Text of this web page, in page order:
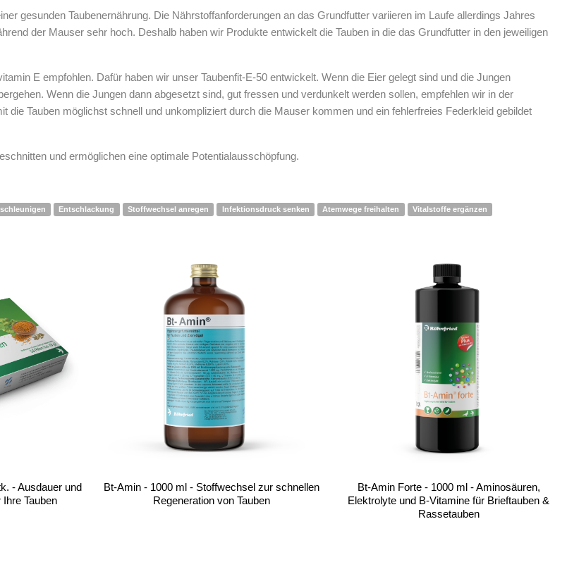
gesunden Taubenernährung. Die Nährstoffanforderungen an das Grundfutter variieren im Laufe allerdings Jahres
der Mauser sehr hoch. Deshalb haben wir Produkte entwickelt die Tauben in die das Grundfutter in den jeweiligen
E empfohlen. Dafür haben wir unser Taubenfit-E-50 entwickelt. Wenn die Eier gelegt sind und die Jungen
Wenn die Jungen dann abgesetzt sind, gut fressen und verdunkelt werden sollen, empfehlen wir in der
die Tauben möglichst schnell und unkompliziert durch die Mauser kommen und ein fehlerfreies Federkleid gebildet
und ermöglichen eine optimale Potentialausschöpfung.
Entschlackung Stoffwechsel anregen Infektionsdruck senken Atemwege freihalten
Vitalstoffe ergänzen
- Ausdauer und
Tauben
Bt-Amin - 1000 ml - Stoffwechsel zur schnellen
Regeneration von Tauben
Bt-Amin Forte - 1000 ml - Aminosäuren,
Elektrolyte und B-Vitamine für Brieftauben &
Rassetauben